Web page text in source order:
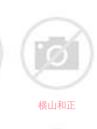
横山和正